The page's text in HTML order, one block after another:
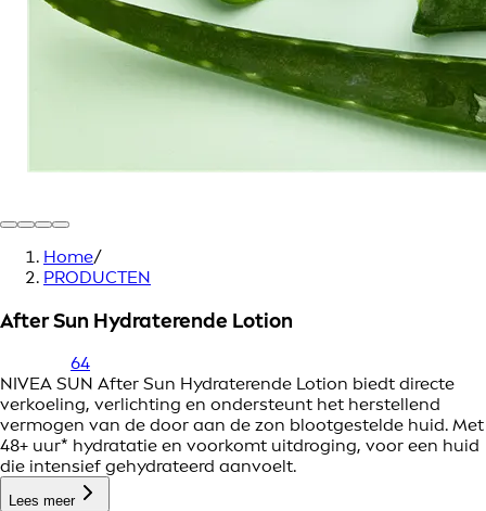
Home/
PRODUCTEN
After Sun Hydraterende Lotion
64
NIVEA SUN After Sun Hydraterende Lotion biedt directe
verkoeling, verlichting en ondersteunt het herstellend
vermogen van de door aan de zon blootgestelde huid. Met
48+ uur* hydratatie en voorkomt uitdroging, voor een huid
die intensief gehydrateerd aanvoelt.
Lees meer